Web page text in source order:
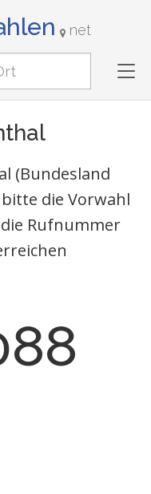
net
(Bundesland
die Vorwahl
Rufnummer